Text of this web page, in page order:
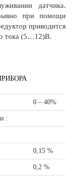
датчика.
при помощи
приводится
тока (5…12)В.
0 – 40%
:
0,15 %
0,2 %